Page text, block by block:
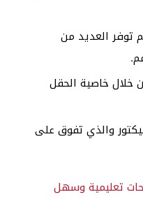
توفر العديد من
خلال خاصية الحقل
والذي تفوق على
تعليمية وسهل